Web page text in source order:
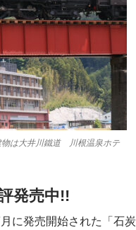
物は大井川鐵道 川根温泉ホテ
発売中!!
に発売開始された「石炭